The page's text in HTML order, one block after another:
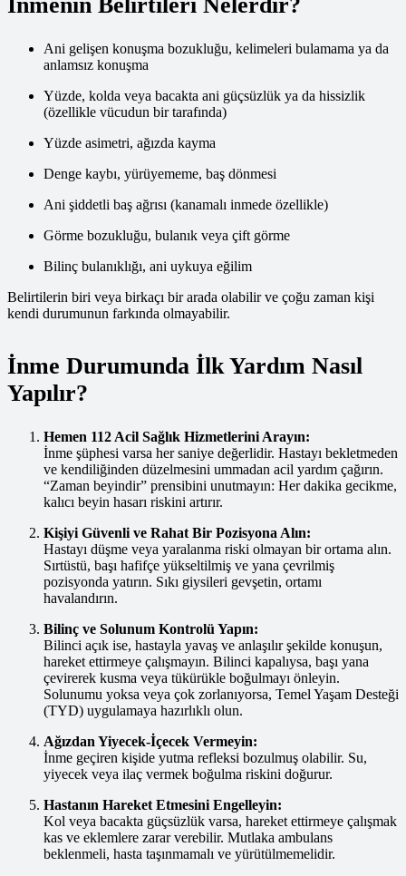
Ani gelişen konuşma bozukluğu, kelimeleri bulamama ya da
anlamsız konuşma
Yüzde, kolda veya bacakta ani güçsüzlük ya da hissizlik
(özellikle vücudun bir tarafında)
Yüzde asimetri, ağızda kayma
Denge kaybı, yürüyememe, baş dönmesi
Ani şiddetli baş ağrısı (kanamalı inmede özellikle)
Görme bozukluğu, bulanık veya çift görme
Bilinç bulanıklığı, ani uykuya eğilim
Belirtilerin biri veya birkaçı bir arada olabilir ve çoğu zaman kişi
kendi durumunun farkında olmayabilir.
İnme Durumunda İlk Yardım Nasıl
Yapılır?
Hemen 112 Acil Sağlık Hizmetlerini Arayın:
İnme şüphesi varsa her saniye değerlidir. Hastayı bekletmeden
ve kendiliğinden düzelmesini ummadan acil yardım çağırın.
“Zaman beyindir” prensibini unutmayın: Her dakika gecikme,
kalıcı beyin hasarı riskini artırır.
Kişiyi Güvenli ve Rahat Bir Pozisyona Alın:
Hastayı düşme veya yaralanma riski olmayan bir ortama alın.
Sırtüstü, başı hafifçe yükseltilmiş ve yana çevrilmiş
pozisyonda yatırın. Sıkı giysileri gevşetin, ortamı
havalandırın.
Bilinç ve Solunum Kontrolü Yapın:
Bilinci açık ise, hastayla yavaş ve anlaşılır şekilde konuşun,
hareket ettirmeye çalışmayın. Bilinci kapalıysa, başı yana
çevirerek kusma veya tükürükle boğulmayı önleyin.
Solunumu yoksa veya çok zorlanıyorsa, Temel Yaşam Desteği
(TYD) uygulamaya hazırlıklı olun.
Ağızdan Yiyecek-İçecek Vermeyin:
İnme geçiren kişide yutma refleksi bozulmuş olabilir. Su,
yiyecek veya ilaç vermek boğulma riskini doğurur.
Hastanın Hareket Etmesini Engelleyin:
Kol veya bacakta güçsüzlük varsa, hareket ettirmeye çalışmak
kas ve eklemlere zarar verebilir. Mutlaka ambulans
beklenmeli, hasta taşınmamalı ve yürütülmemelidir.